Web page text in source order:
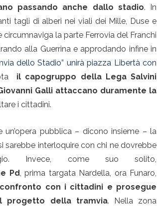
passando anche dallo stadio. In
tagli di alberi nei viali dei Mille, Duse e
la parte Ferrovia del Franchi
alla Guerrina e approdando infine in
dello Stadio” unirà piazza Libertà con
il capogruppo della Lega Salvini
Galli attaccano duramente la
i cittadini.
un’opera pubblica – dicono insieme – la
sarebbe interloquire con chi ne dovrebbe
Invece, come suo solito,
Pd, prima targata Nardella, ora Funaro,
con i cittadini e prosegue
progetto della tramvia. Nella zona